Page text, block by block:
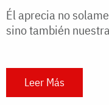
Él aprecia no
sino también
Leer Más